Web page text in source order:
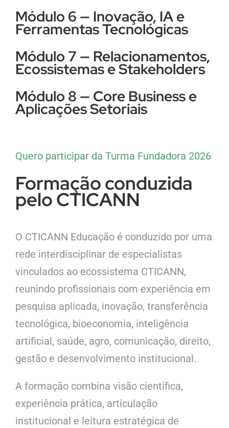
Módulo 6 — Inovação, IA e
Ferramentas Tecnológicas
Módulo 7 — Relacionamentos,
Ecossistemas e Stakeholders
Módulo 8 — Core Business e
Aplicações Setoriais
Quero participar da Turma Fundadora 2026
Formação conduzida
pelo CTICANN
O CTICANN Educação é conduzido por uma
rede interdisciplinar de especialistas
vinculados ao ecossistema CTICANN,
reunindo profissionais com experiência em
pesquisa aplicada, inovação, transferência
tecnológica, bioeconomia, inteligência
artificial, saúde, agro, comunicação, direito,
gestão e desenvolvimento institucional.
A formação combina visão científica,
experiência prática, articulação
institucional e leitura estratégica de